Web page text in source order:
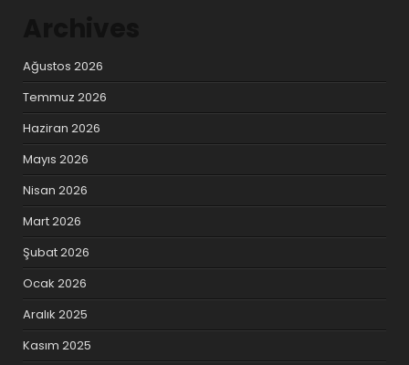
Ağustos 2026
Temmuz 2026
Haziran 2026
Mayıs 2026
Nisan 2026
Mart 2026
Şubat 2026
Ocak 2026
Aralık 2025
Kasım 2025